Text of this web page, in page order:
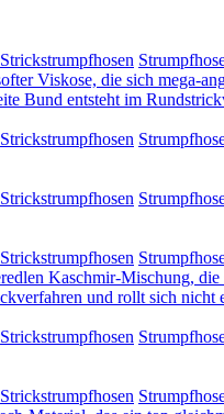
Strickstrumpfhosen
Strickstrumpfhosen
Strickstrumpfhosen
Strickstrumpfhosen
Strickstrumpfhosen
Strickstrumpfhosen